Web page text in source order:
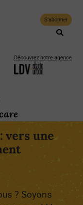
S'abonner
Découvrez notre agence
vers une
? Soyons